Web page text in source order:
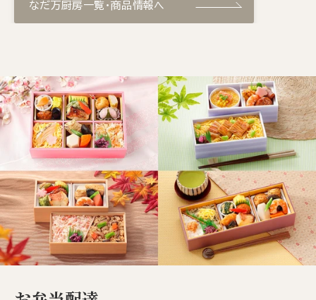
なだ万厨房一覧・商品情報へ